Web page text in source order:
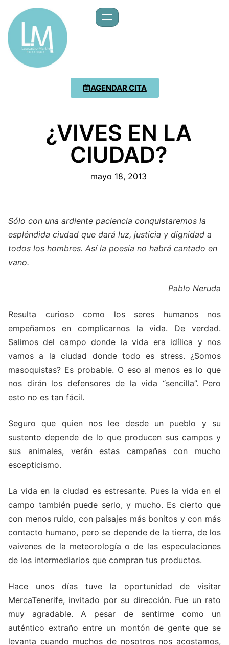
AGENDAR CITA
¿VIVES EN LA
CIUDAD?
mayo 18, 2013
Sólo con una ardiente paciencia conquistaremos la
espléndida ciudad que dará luz, justicia y dignidad a
todos los hombres. Así la poesía no habrá cantado en
vano.
Pablo Neruda
Resulta curioso como los seres humanos nos
empeñamos en complicarnos la vida. De verdad.
Salimos del campo donde la vida era idílica y nos
vamos a la ciudad donde todo es stress. ¿Somos
masoquistas? Es probable. O eso al menos es lo que
nos dirán los defensores de la vida “sencilla”. Pero
esto no es tan fácil.
Seguro que quien nos lee desde un pueblo y su
sustento depende de lo que producen sus campos y
sus animales, verán estas campañas con mucho
escepticismo.
La vida en la ciudad es estresante. Pues la vida en el
campo también puede serlo, y mucho. Es cierto que
con menos ruido, con paisajes más bonitos y con más
contacto humano, pero se depende de la tierra, de los
vaivenes de la meteorología o de las especulaciones
de los intermediarios que compran tus productos.
Hace unos días tuve la oportunidad de visitar
MercaTenerife, invitado por su dirección. Fue un rato
muy agradable. A pesar de sentirme como un
auténtico extraño entre un montón de gente que se
levanta cuando muchos de nosotros nos acostamos,